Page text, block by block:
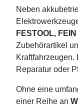
Neben
FESTOOL,
Zubehörartikel
Kraftfahrzeugen.
Reparatur oder
Ohne eine
einer Reihe an